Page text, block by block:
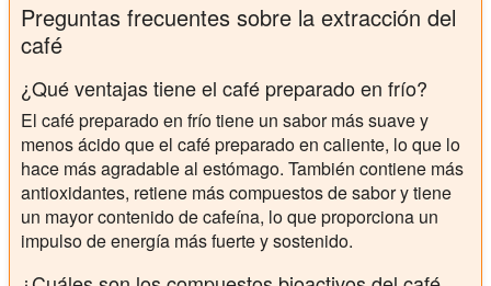
Preguntas frecuentes sobre la extracción del
café
¿Qué ventajas tiene el café preparado en frío?
El café preparado en frío tiene un sabor más suave y
menos ácido que el café preparado en caliente, lo que lo
hace más agradable al estómago. También contiene más
antioxidantes, retiene más compuestos de sabor y tiene
un mayor contenido de cafeína, lo que proporciona un
impulso de energía más fuerte y sostenido.